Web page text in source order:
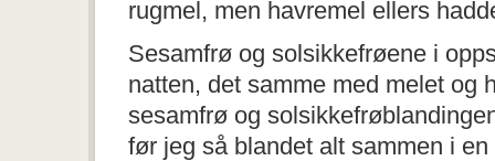
rugmel, men havremel ellers
Sesamfrø og solsikkefrøene i
natten, det samme med melet og
sesamfrø og
før jeg så blandet alt sammen i